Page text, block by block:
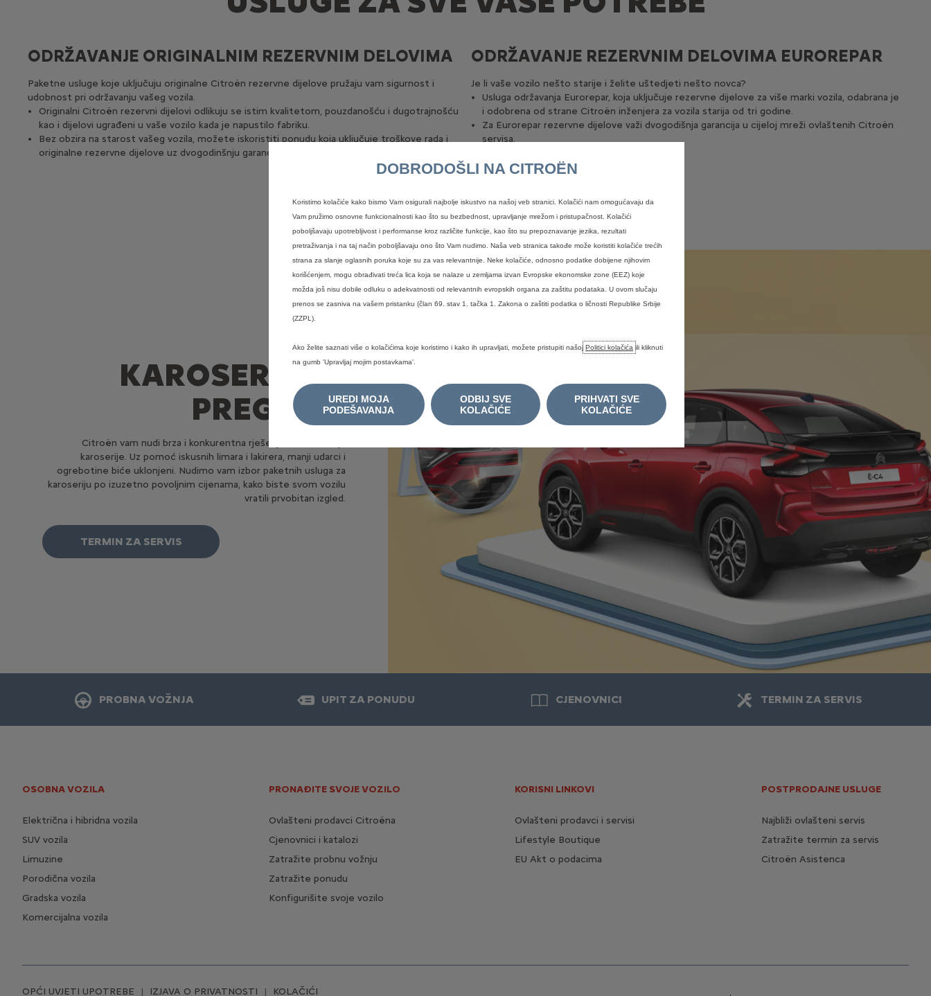
ODRŽAVANJE ORIGINALNIM REZERVNIM DELOVIMA
Paketne usluge koje uključuju originalne Citroën rezervne dijelove pružaju vam sigurnost i
udobnost pri održavanju vašeg vozila.
Originalni Citroën rezervni dijelovi odlikuju se istim kvalitetom, pouzdanošću i dugotrajnošću
kao i dijelovi ugrađeni u vaše vozilo kada je napustilo fabriku.
Bez obzira na starost vašeg vozila, možete iskoristiti ponudu koja uključuje troškove rada i
originalne rezervne dijelove uz dvogodinšnju garanciju.
ODRŽAVANJE REZERVNIM DELOVIMA EUROREPAR
Je li vaše vozilo nešto starije i želite uštedjeti nešto novca?
Usluga održavanja Eurorepar, koja uključuje rezervne dijelove za više marki vozila, odabrana je
i odobrena od strane Citroën inženjera za vozila starija od tri godine.
Za Eurorepar rezervne dijelove važi dvogodišnja garancija u cijeloj mreži ovlaštenih Citroën
servisa.
KAROSERIJSKI
PREGLEDI
Citroën vam nudi brza i konkurentna rješenja za oštećenja
karoserije. Uz pomoć iskusnih limara i lakirera, manji udarci i
ogrebotine biće uklonjeni. Nudimo vam izbor paketnih usluga za
karoseriju po izuzetno povoljnim cijenama, kako biste svom vozilu
vratili prvobitan izgled.
TERMIN ZA SERVIS
PROBNA VOŽNJA UPIT ZA PONUDU CJENOVNICI TERMIN ZA SERVIS
OSOBNA VOZILA
Električna i hibridna vozila
SUV vozila
Limuzine
Porodična vozila
Gradska vozila
Komercijalna vozila
PRONAĐITE SVOJE VOZILO
Ovlašteni prodavci Citroëna
Cjenovnici i katalozi
Zatražite probnu vožnju
Zatražite ponudu
Konfigurišite svoje vozilo
KORISNI LINKOVI
Ovlašteni prodavci i servisi
Lifestyle Boutique
EU Akt o podacima
POSTPRODAJNE USLUGE
Najbliži ovlašteni servis
Zatražite termin za servis
Citroën Asistenca
OPĆI UVJETI UPOTREBE IZJAVA O PRIVATNOSTI KOLAČIĆI
DOBRODOŠLI NA CITROËN
Koristimo kolačiće kako bismo Vam osigurali najbolje iskustvo na našoj veb stranici. Kolačići nam omogućavaju da
Vam pružimo osnovne funkcionalnosti kao što su bezbednost, upravljanje mrežom i pristupačnost. Kolačići
poboljšavaju upotrebljivost i performanse kroz različite funkcije, kao što su prepoznavanje jezika, rezultati
pretraživanja i na taj način poboljšavaju ono što Vam nudimo. Naša veb stranica takođe može koristiti kolačiće trećih
strana za slanje oglasnih poruka koje su za vas relevantnije. Neke kolačiće, odnosno podatke dobijene njihovim
korišćenjem, mogu obrađivati treća lica koja se nalaze u zemljama izvan Evropske ekonomske zone (EEZ) koje
možda još nisu dobile odluku o adekvatnosti od relevantnih evropskih organa za zaštitu podataka. U ovom slučaju
prenos se zasniva na vašem pristanku (član 69. stav 1. tačka 1. Zakona o zaštiti podatka o ličnosti Republike Srbije
(ZZPL).
Ako želite saznati više o kolačićima koje koristimo i kako ih upravljati, možete pristupiti našoj Politici kolačića ili kliknuti
na gumb 'Upravljaj mojim postavkama'.
UREDI MOJA
PODEŠAVANJA
PRIHVATI SVE
KOLAČIĆE
ODBIJ SVE
KOLAČIĆE